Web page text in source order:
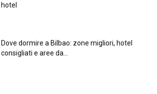
hotel
Dove dormire a Bilbao: zone migliori, hotel
consigliati e aree da...